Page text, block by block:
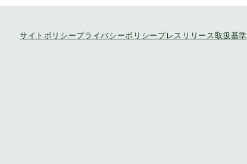
サイトポリシープライバシーポリシー プレスリリース取扱基準